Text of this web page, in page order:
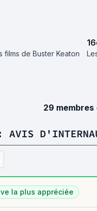
films de Buster Keaton
16
29 membres
AVIS
la plus appréciée